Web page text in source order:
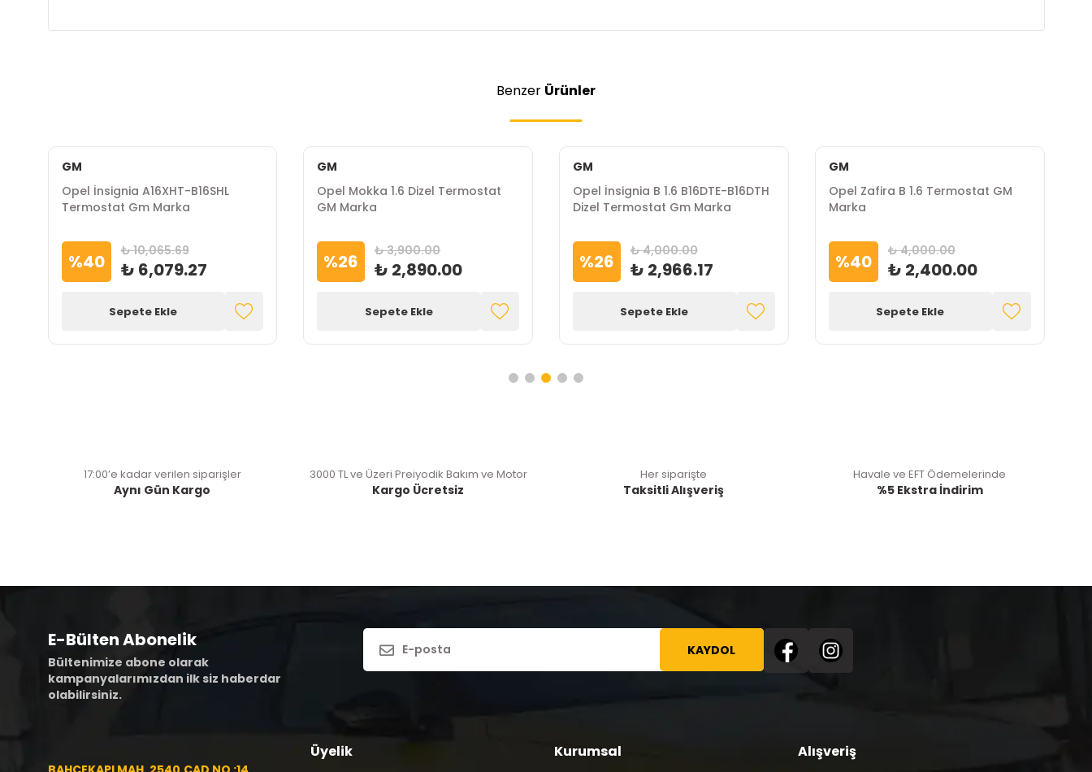
Benzer Ürünler
GM
Opel İnsignia A16XHT-B16SHL
Termostat Gm Marka
%40 ₺ 10,065.69
₺ 6,079.27
Sepete Ekle
GM
Opel Mokka 1.6 Dizel Termostat
GM Marka
%26 ₺ 3,900.00
₺ 2,890.00
Sepete Ekle
GM
Opel İnsignia B 1.6 B16DTE-B16DTH
Dizel Termostat Gm Marka
%26 ₺ 4,000.00
₺ 2,966.17
Sepete Ekle
GM
Opel Zafira B 1.6 Termostat GM
Marka
%40 ₺ 4,000.00
₺ 2,400.00
Sepete Ekle
17:00’e kadar verilen siparişler
Aynı Gün Kargo
3000 TL ve Üzeri Preiyodik Bakım ve Motor
Kargo Ücretsiz
Her siparişte
Taksitli Alışveriş
Havale ve EFT Ödemelerinde
%5 Ekstra İndirim
E-Bülten Abonelik
Bültenimize abone olarak
kampanyalarımızdan ilk siz haberdar
olabilirsiniz.
KAYDOL
Üyelik Kurumsal Alışveriş